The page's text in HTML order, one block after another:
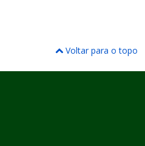
Voltar para o topo